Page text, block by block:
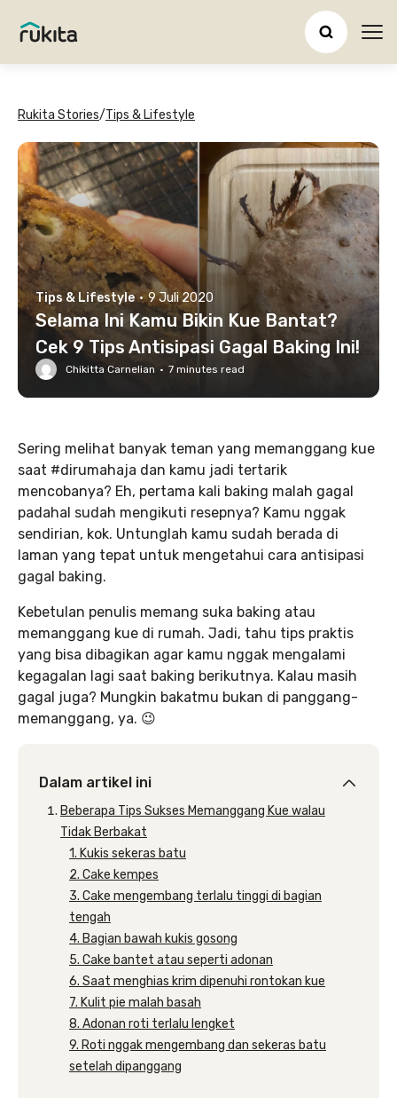
Rukita Stories/Tips & Lifestyle
Tips & Lifestyle · 9 Juli 2020
Selama Ini Kamu Bikin Kue Bantat?
Cek 9 Tips Antisipasi Gagal Baking Ini!
Chikitta Carnelian · 7 minutes read
Sering melihat banyak teman yang memanggang kue
saat #dirumahaja dan kamu jadi tertarik
mencobanya? Eh, pertama kali baking malah gagal
padahal sudah mengikuti resepnya? Kamu nggak
sendirian, kok. Untunglah kamu sudah berada di
laman yang tepat untuk mengetahui cara antisipasi
gagal baking.
Kebetulan penulis memang suka baking atau
memanggang kue di rumah. Jadi, tahu tips praktis
yang bisa dibagikan agar kamu nggak mengalami
kegagalan lagi saat baking berikutnya. Kalau masih
gagal juga? Mungkin bakatmu bukan di panggang-
memanggang, ya. 😉
Dalam artikel ini
Beberapa Tips Sukses Memanggang Kue walau
Tidak Berbakat
1. Kukis sekeras batu
2. Cake kempes
3. Cake mengembang terlalu tinggi di bagian
tengah
4. Bagian bawah kukis gosong
5. Cake bantet atau seperti adonan
6. Saat menghias krim dipenuhi rontokan kue
7. Kulit pie malah basah
8. Adonan roti terlalu lengket
9. Roti nggak mengembang dan sekeras batu
setelah dipanggang